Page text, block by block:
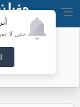
حتى لا